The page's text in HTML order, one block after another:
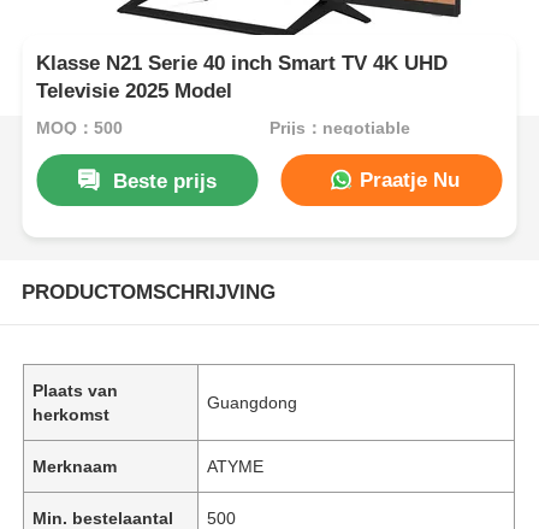
Klasse N21 Serie 40 inch Smart TV 4K UHD
Televisie 2025 Model
MOQ：500 Prijs：negotiable
Beste prijs Praatje Nu
PRODUCTOMSCHRIJVING
Plaats van
herkomst
Guangdong
Merknaam ATYME
Min. bestelaantal 500